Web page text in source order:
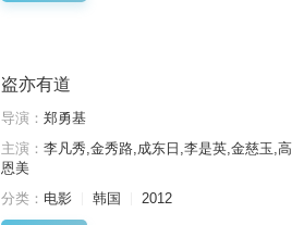
盗亦有道
导演： 郑勇基
主演： 李凡秀,金秀路,成东日,李是英,金慈玉,高
恩美
分类： 电影 韩国 2012